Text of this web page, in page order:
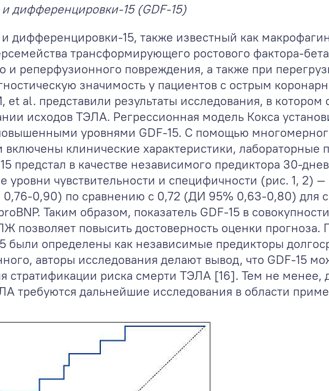
и дифференцировки-15 (GDF-15)
дифференцировки-15, также известный как
трансформирующего ростового фактора-
и реперфузионного повреждения, а также при
значимость у пациентов с острым
et al. представили результаты исследования, в котором
исходов ТЭЛА. Регрессионная модель Кокса
уровнями GDF-15. С помощью
клинические характеристики, лабораторные
предстал в качестве независимого предиктора 30-
уровни чувствительности и специфичности (рис. 1, 2)
0,90) по сравнению с 0,72 (ДИ 95% 0,63-0,80) для
Таким образом, показатель GDF-15 в
позволяет повысить достоверность оценки прогноза.
были определены как независимые предикторы
авторы исследования делают вывод, что GDF-15
стратификации риска смерти ТЭЛА [16]. Тем не менее,
требуются дальнейшие исследования в области